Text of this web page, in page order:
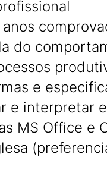
do
e
e interpretar
MS Office e